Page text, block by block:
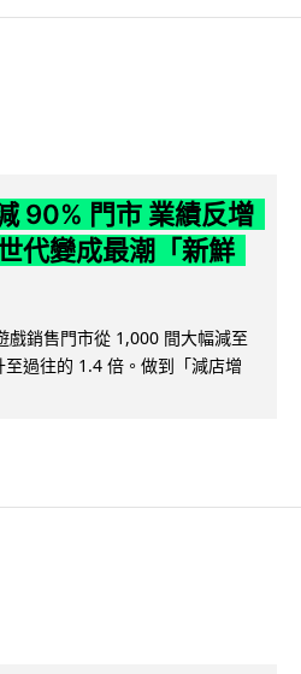
90% 門市 業績反增
代變成最潮「新鮮
戲銷售門市從 1,000 間大幅減至
過往的 1.4 倍。做到「減店增